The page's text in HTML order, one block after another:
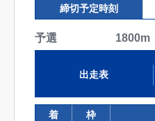
締切予定時刻
予選 1800m
出走表
着 枠